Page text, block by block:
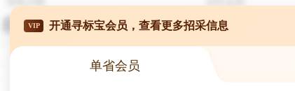
VIP 开通寻标宝会员，查看更多招采信息
单省会员